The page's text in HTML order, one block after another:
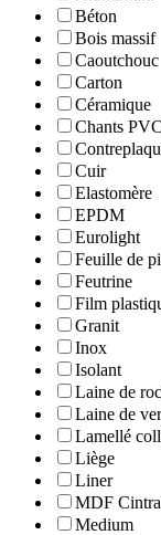
Béton
Bois massif
Caoutchouc
Carton
Céramique
Chants PVC
Cuir
Elastomère
EPDM
Eurolight
Feuille de
Feutrine
Film
Granit
Inox
Isolant
Laine de
Laine de
Lamellé
Liège
Liner
MDF
Medium